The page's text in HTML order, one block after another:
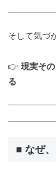
そして気づ
👉 現実そ
る
■ なぜ